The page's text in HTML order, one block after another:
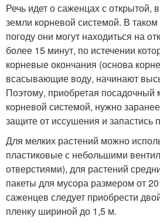
Речь идет о саженцах с открытой,
земли корневой системой. В
погоду они могут находиться на
более 15 минут, по истечении
корневые окончания (основа
всасывающие воду, начинают
Поэтому, приобретая посадочный
корневой системой, нужно
защите от иссушения и запастись
Для мелких растений можно
пластиковые с небольшими
отверстиями), для растений
пакеты для мусора размером от
саженцев следует приобрести
пленку шириной до 1,5 м.